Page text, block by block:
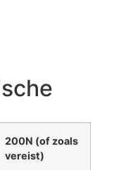
200N (of zoals
vereist)